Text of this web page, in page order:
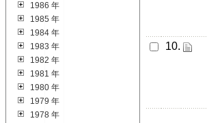
1986 年
1985 年
1984 年
1983 年
1982 年
1981 年
1980 年
1979 年
1978 年
10.